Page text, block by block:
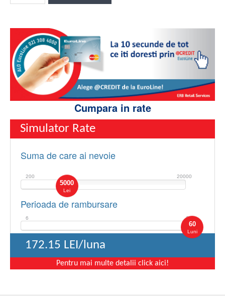
Cumpara in rate
Simulator Rate
Suma de care ai nevoie
5000
Lei
200 20000
Perioada de rambursare
60
Luni
6 60
172.15 LEI/luna
Pentru mai multe detalii click aici!